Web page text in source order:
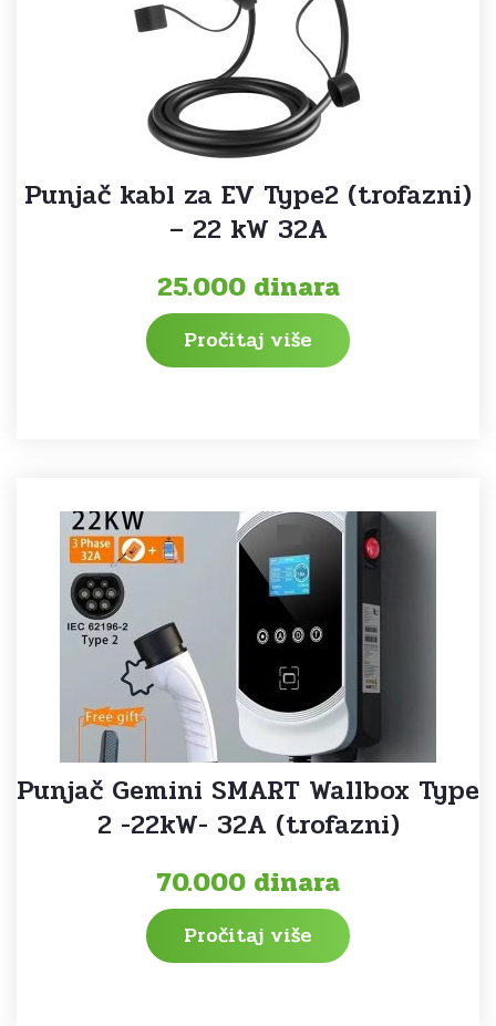
Punjač kabl za EV Type2 (trofazni)
– 22 kW 32A
25.000 dinara
Pročitaj više
Punjač Gemini SMART Wallbox Type
2 -22kW- 32A (trofazni)
70.000 dinara
Pročitaj više